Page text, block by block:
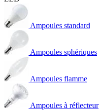
Ampoules standard
Ampoules sphériques
Ampoules flamme
Ampoules à réflecteur